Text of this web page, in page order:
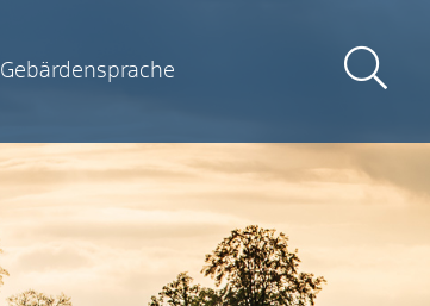
Gebärdensprache